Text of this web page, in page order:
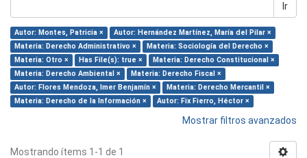
Ir
Autor: Montes, Patricia ×
Autor: Hernández Martínez, María del Pilar ×
Materia: Derecho Administrativo ×
Materia: Sociología del Derecho ×
Materia: Otro ×
Has File(s): true ×
Materia: Derecho Constitucional ×
Materia: Derecho Ambiental ×
Materia: Derecho Fiscal ×
Autor: Flores Mendoza, Imer Benjamín ×
Materia: Derecho Mercantil ×
Materia: Derecho de la Información ×
Autor: Fix Fierro, Héctor ×
Mostrar filtros avanzados
Mostrando ítems 1-1 de 1